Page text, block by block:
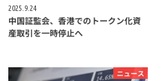
2025.9.24
中国証監会、香港でのトークン化資
産取引を一時停止へ
ニュース